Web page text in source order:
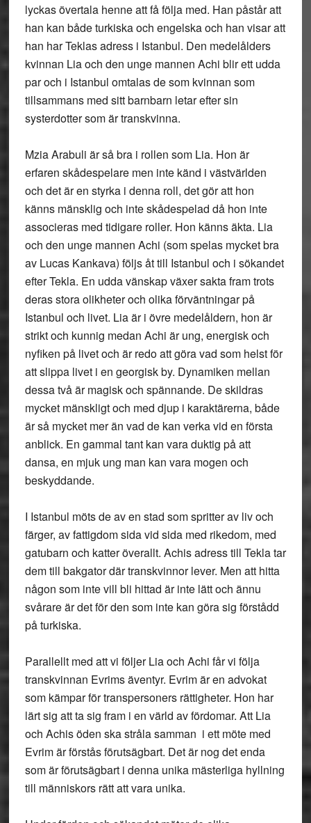
lyckas övertala henne att få följa med. Han påstår att
han kan både turkiska och engelska och han visar att
han har Teklas adress i Istanbul. Den medelålders
kvinnan Lia och den unge mannen Achi blir ett udda
par och i Istanbul omtalas de som kvinnan som
tillsammans med sitt barnbarn letar efter sin
systerdotter som är transkvinna.
Mzia Arabuli är så bra i rollen som Lia. Hon är
erfaren skådespelare men inte känd i västvärlden
och det är en styrka i denna roll, det gör att hon
känns mänsklig och inte skådespelad då hon inte
associeras med tidigare roller. Hon känns äkta. Lia
och den unge mannen Achi (som spelas mycket bra
av Lucas Kankava) följs åt till Istanbul och i sökandet
efter Tekla. En udda vänskap växer sakta fram trots
deras stora olikheter och olika förväntningar på
Istanbul och livet. Lia är i övre medelåldern, hon är
strikt och kunnig medan Achi är ung, energisk och
nyfiken på livet och är redo att göra vad som helst för
att slippa livet i en georgisk by. Dynamiken mellan
dessa två är magisk och spännande. De skildras
mycket mänskligt och med djup i karaktärerna, både
är så mycket mer än vad de kan verka vid en första
anblick. En gammal tant kan vara duktig på att
dansa, en mjuk ung man kan vara mogen och
beskyddande.
I Istanbul möts de av en stad som spritter av liv och
färger, av fattigdom sida vid sida med rikedom, med
gatubarn och katter överallt. Achis adress till Tekla tar
dem till bakgator där transkvinnor lever. Men att hitta
någon som inte vill bli hittad är inte lätt och ännu
svårare är det för den som inte kan göra sig förstådd
på turkiska.
Parallellt med att vi följer Lia och Achi får vi följa
transkvinnan Evrims äventyr. Evrim är en advokat
som kämpar för transpersoners rättigheter. Hon har
lärt sig att ta sig fram i en värld av fördomar. Att Lia
och Achis öden ska stråla samman i ett möte med
Evrim är förstås förutsägbart. Det är nog det enda
som är förutsägbart i denna unika mästerliga hyllning
till människors rätt att vara unika.